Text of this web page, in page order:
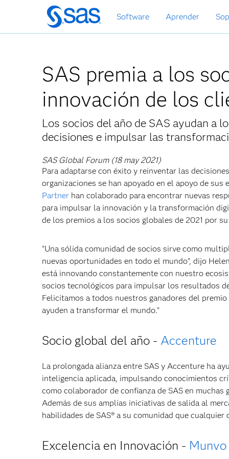
al
contenido
Software Aprender
SAS premia a los
innovación de los
Los socios del año de SAS ayudan a
decisiones e impulsar las
SAS Global Forum (18 may 2021)
Para adaptarse con éxito y reinventar las
organizaciones se han apoyado en el apoyo de
Partner han colaborado para encontrar nuevas
para impulsar la innovación y la transformación
de los premios a los socios globales de 2021 por
"Una sólida comunidad de socios sirve como
nuevas oportunidades en todo el mundo", dijo
está innovando constantemente con nuestro
socios tecnológicos para impulsar los resultados
Felicitamos a todos nuestros ganadores del
ayuden a transformar el mundo."
Socio global del año - Accenture
La prolongada alianza entre SAS y Accenture ha
inteligencia aplicada, impulsando conocimientos
como colaborador de confianza de SAS en
Además de sus amplias iniciativas de salida al
habilidades de SAS® a su comunidad que
Excelencia en Innovación - Munvo